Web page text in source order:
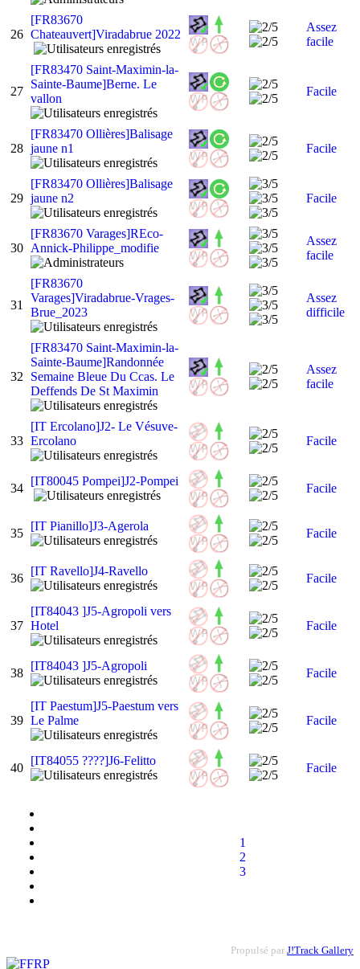
1
2
3
26
[FR83670
Chateauvert]Viradabrue 2022
Assez
facile
27
[FR83470 Saint-Maximin-la-
Sainte-Baume]Berne. Le
vallon
Facile
28
[FR83470 Ollières]Balisage
jaune n1
Facile
29
[FR83470 Ollières]Balisage
jaune n2
Facile
30
[FR83670 Varages]REco-
Annick-Philippe_modifie
Assez
facile
31
[FR83670
Varages]Viradabrue-Vrages-
Brue_2023
Assez
difficile
32
[FR83470 Saint-Maximin-la-
Sainte-Baume]Randonnée
Semaine Bleue Du Ccas. Le
Deffends De St Maximin
Assez
facile
33
[IT Ercolano]J2- Le Vésuve-
Ercolano
Facile
34
[IT80045 Pompei]J2-Pompei
Facile
35
[IT Pianillo]J3-Agerola
Facile
36
[IT Ravello]J4-Ravello
Facile
37
[IT84043 ]J5-Agropoli vers
Hotel
Facile
38
[IT84043 ]J5-Agropoli
Facile
39
[IT Paestum]J5-Paestum vers
Le Palme
Facile
40
[IT84055 ????]J6-Felitto
Facile
Propulsé par J!Track Gallery